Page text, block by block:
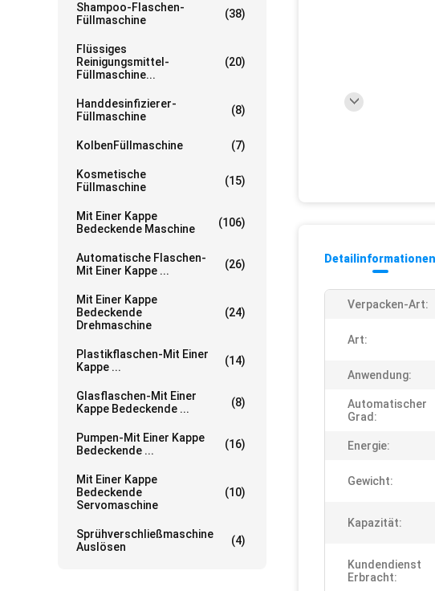
Shampoo-Flaschen-
Füllmaschine
(38)
Flüssiges
Reinigungsmittel-
Füllmaschine...
(20)
Handdesinfizierer-
Füllmaschine
(8)
KolbenFüllmaschine (7)
Kosmetische
Füllmaschine
(15)
Mit Einer Kappe
Bedeckende Maschine
(106)
Automatische Flaschen-
Mit Einer Kappe ...
(26)
Mit Einer Kappe
Bedeckende
Drehmaschine
(24)
Plastikflaschen-Mit Einer
Kappe ...
(14)
Glasflaschen-Mit Einer
Kappe Bedeckende ...
(8)
Pumpen-Mit Einer Kappe
Bedeckende ...
(16)
Mit Einer Kappe
Bedeckende
Servomaschine
(10)
Sprühverschließmaschine
Auslösen
(4)
Detailinformationen
Verpacken-Art:
Art:
Anwendung:
Automatischer
Grad:
Energie:
Gewicht:
Kapazität:
Kundendienst
Erbracht: